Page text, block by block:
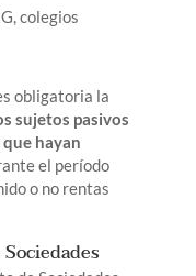
colegios
obligatoria la
sujetos pasivos
hayan
el período
o no rentas